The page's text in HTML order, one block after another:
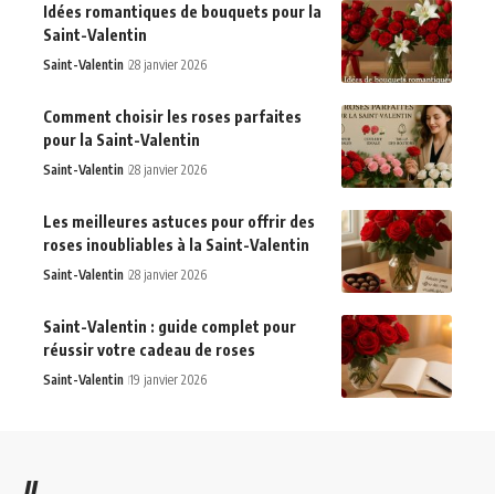
Idées romantiques de bouquets pour la
Saint-Valentin
Saint-Valentin 28 janvier 2026
Comment choisir les roses parfaites
pour la Saint-Valentin
Saint-Valentin 28 janvier 2026
Les meilleures astuces pour offrir des
roses inoubliables à la Saint-Valentin
Saint-Valentin 28 janvier 2026
Saint-Valentin : guide complet pour
réussir votre cadeau de roses
Saint-Valentin 19 janvier 2026